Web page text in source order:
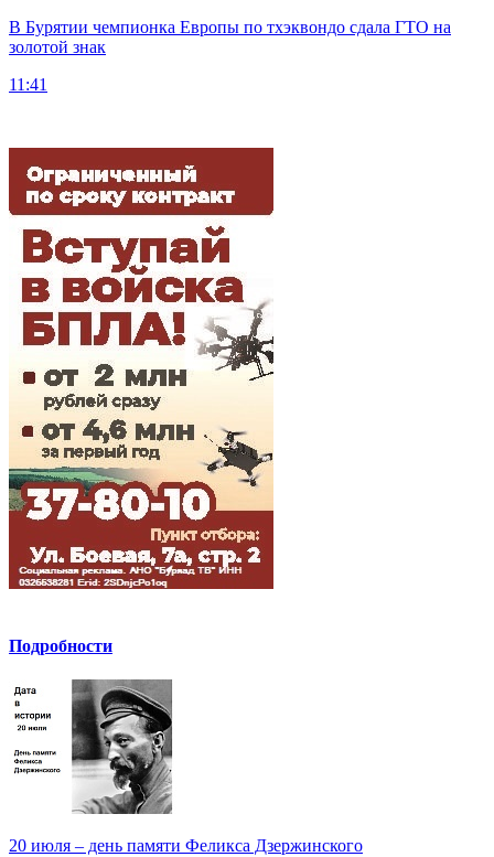
В Бурятии чемпионка Европы по тхэквондо сдала ГТО на
золотой знак
11:41
Подробности
20 июля – день памяти Феликса Дзержинского